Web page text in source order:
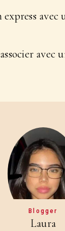
avec
avec
Blogger
Laura